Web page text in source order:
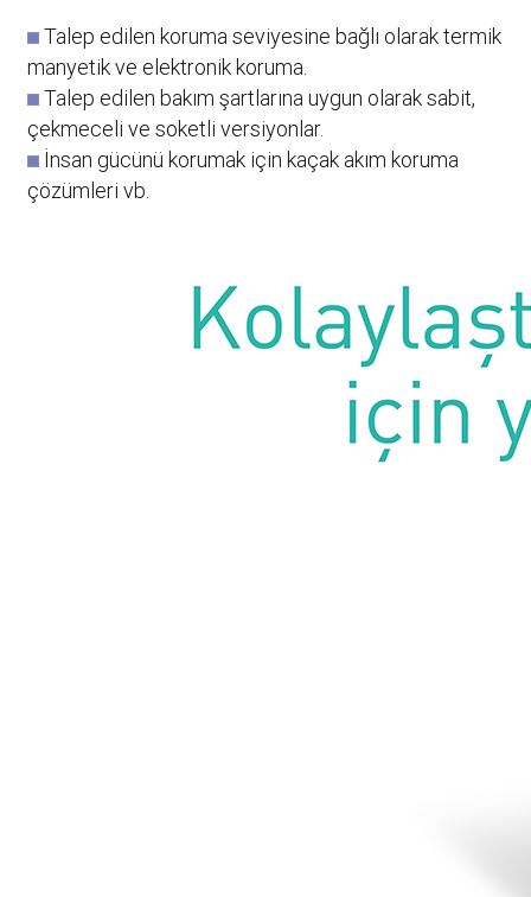
Talep edilen koruma seviyesine bağlı olarak termik
manyetik ve elektronik koruma.
Talep edilen bakım şartlarına uygun olarak sabit,
çekmeceli ve soketli versiyonlar.
İnsan gücünü korumak için kaçak akım koruma
çözümleri vb.